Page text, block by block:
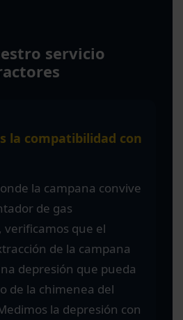
servicio
la compatibilidad con
la campana convive
de gas
verificamos que el
de la campana
depresión que pueda
de la chimenea del
la depresión con